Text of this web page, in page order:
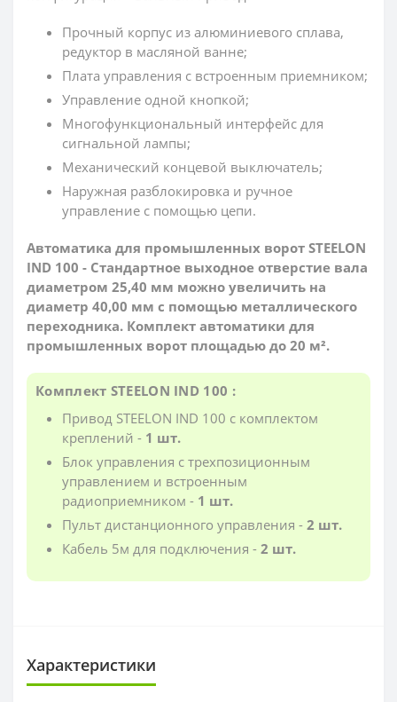
Прочный корпус из алюминиевого сплава,
редуктор в масляной ванне;
Плата управления с встроенным приемником;
Управление одной кнопкой;
Многофункциональный интерфейс для
сигнальной лампы;
Механический концевой выключатель;
Наружная разблокировка и ручное
управление с помощью цепи.
Автоматика для промышленных ворот STEELON
IND 100 - Стандартное выходное отверстие вала
диаметром 25,40 мм можно увеличить на
диаметр 40,00 мм с помощью металлического
переходника. Комплект автоматики для
промышленных ворот площадью до 20 м².
Комплект STEELON IND 100 :
Привод STEELON IND 100 с комплектом
креплений - 1 шт.
Блок управления с трехпозиционным
управлением и встроенным
радиоприемником - 1 шт.
Пульт дистанционного управления - 2 шт.
Кабель 5м для подключения - 2 шт.
Характеристики